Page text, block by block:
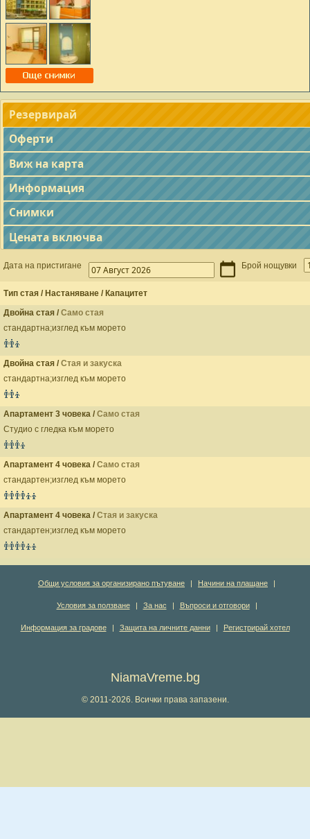
Резервирай
Оферти
Виж на карта
Информация
Снимки
Цената включва
Дата на пристигане Брой нощувки
Тип стая / Настаняване / Капацитет
Двойна стая / Само стая
стандартна;изглед към морето
Двойна стая / Стая и закуска
стандартна;изглед към морето
Апартамент 3 човека / Само стая
Студио с гледка към морето
Апартамент 4 човека / Само стая
стандартен;изглед към морето
Апартамент 4 човека / Стая и закуска
стандартен;изглед към морето
Общи условия за организирано пътуване Начини на плащане
Условия за ползване За нас Въпроси и отговори
Информация за градове Защита на личните данни Регистрирай хотел
NiamaVreme.bg
© 2011-2026. Всички права запазени.